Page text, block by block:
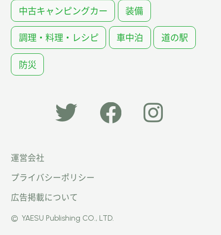
中古キャンピングカー 装備
調理・料理・レシピ 車中泊 道の駅
防災
ン
パー」
公式 Faceb
運営会社
プライバシーポリシー
広告掲載について
© YAESU Publishing CO., LTD.